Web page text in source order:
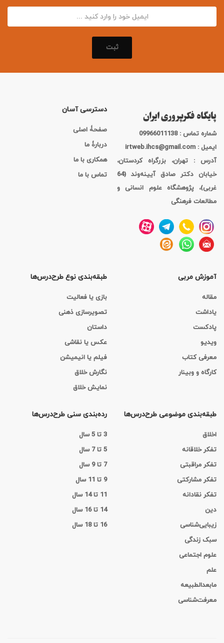
ثبت
شماره تماس : 09966011138
ایمیل : irtweb.ihcs@gmail.com
آدرس : تهران، بزرگراه کردستان،
خیابان دکتر صادق آیینه‌وند (64
غربی)، پژوهشگاه علوم انسانی و
مطالعات فرهنگی
دسترسی آسان
صفحۀ اصلی
دربارۀ ما
همکاری با ما
تماس با ما
آموزش مربی
مقاله
یاداشت
پادکست
ویدیو
معرفی کتاب
کارگاه‌ و وبینار
طبقه‌بندی نوع طرح‌درس‌ها
بازی یا فعالیت
تصویرسازی ذهنی
داستان
عکس یا نقاشی
فیلم یا انیمیشن
نگارش خلاق
نمایش خلاق
طبقه‌بندی موضوعی طرح‌درس‌ها
اخلاق
تفکر خلاقانه
تفکر مراقبتی
تفکر مشارکتی
تفکر نقادانه
دین
زیبایی‌شناسی
سبک زندگی
علوم اجتماعی
علم
مابعدالطبیعه
معرفت‌شناسی
رده‌بندی سنی طرح‌درس‌ها
3 تا 5 سال
5 تا 7 سال
7 تا 9 سال
9 تا 11 سال
11 تا 14 سال
14 تا 16 سال
16 تا 18 سال